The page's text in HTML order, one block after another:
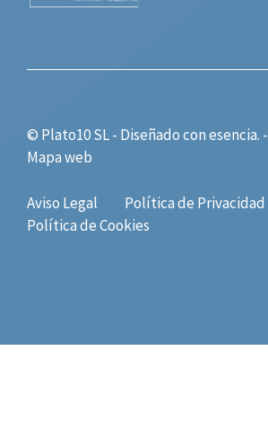
© Plato10 SL - Diseñado conesencia. -
Mapa web
Aviso Legal
Política de Privacidad
Política de Cookies